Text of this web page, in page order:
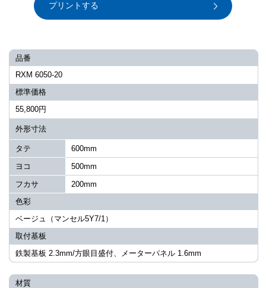
品番
RXM 6050-20
標準価格
55,800円
外形寸法
タテ
600mm
ヨコ
500mm
フカサ
200mm
色彩
ベージュ（マンセル5Y7/1）
取付基板
鉄製基板 2.3mm/方眼目盛付、メーターパネル 1.6mm
プリントする
材質